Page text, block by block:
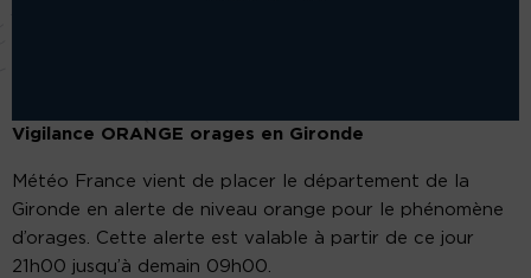
Vigilance ORANGE orages en Gironde
Météo France vient de placer le département de la
Gironde en alerte de niveau orange pour le phénomène
d’orages. Cette alerte est valable à partir de ce jour
21h00 jusqu’à demain 09h00.